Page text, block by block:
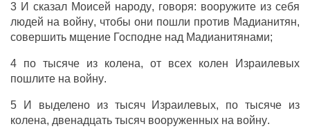
3 И сказал Моисей народу, говоря: вооружите из себя
людей на войну, чтобы они пошли против Мадианитян,
совершить мщение Господненад Мадианитянами;
4 по тысячеиз колена, от всех колен
Израилевых
пошлитена войну.
5 И выделеноиз тысяч Израилевых, потысяче из
колена, двенадцать тысяч вооруженныхна войну.